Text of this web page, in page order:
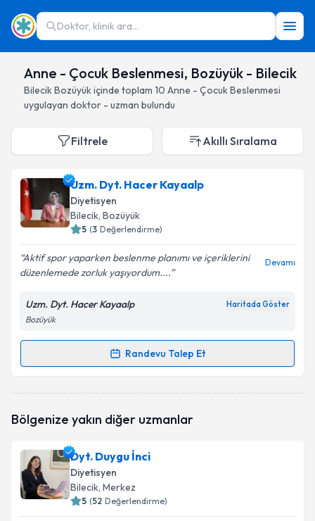
Doktor, klinik ara...
Anne - Çocuk Beslenmesi, Bozüyük - Bilecik
BilecikBozüyükiçinde toplam 10 Anne - Çocuk Beslenmesi
uygulayan doktor - uzman bulundu
Filtrele Akıllı Sıralama
Uzm. Dyt. Hacer Kayaalp
Diyetisyen
Bilecik, Bozüyük
5 (3 Değerlendirme)
Aktif spor yaparken beslenme planımı ve içeriklerini
düzenlemede zorluk yaşıyordum....
Devamı
Uzm. Dyt. Hacer Kayaalp Haritada Göster
Bozüyük
Randevu Talep Et
Randevu Takvimi Talebi
oluşturun. Size bu uzmandan randevu almanız için bir
E-posta Adresiniz
Bölgenize yakın diğer uzmanlar
Dyt. Duygu İnci
Diyetisyen
Bilecik, Merkez
5 (52 Değerlendirme)